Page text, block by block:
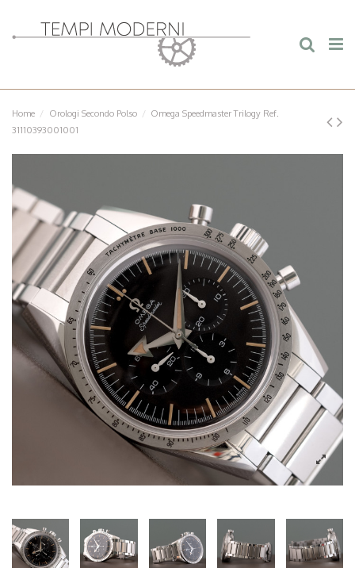
Home Orologi Secondo Polso
Omega Speedmaster Trilogy Ref.
31110393001001